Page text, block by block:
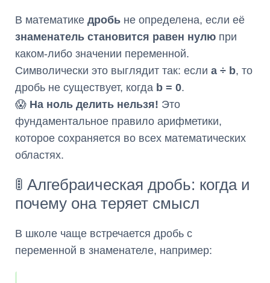
В математике дробь не определена, если её
знаменатель становится равен нулю при
каком-либо значении переменной.
Символически это выглядит так: если a ÷ b, то
дробь не существует, когда b = 0.
😱 На ноль делить нельзя! Это
фундаментальное правило арифметики,
которое сохраняется во всех математических
областях.
🚦 Алгебраическая дробь: когда и
почему она теряет смысл
В школе чаще встречается дробь с
переменной в знаменателе, например: